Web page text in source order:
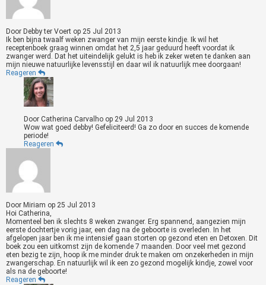
Door Debby ter Voert op 25 Jul 2013
Ik ben bijna twaalf weken zwanger van mijn eerste kindje. Ik wil het
receptenboek graag winnen omdat het 2,5 jaar geduurd heeft voordat ik
zwanger werd. Dat het uiteindelijk gelukt is heb ik zeker weten te danken aan
mijn nieuwe natuurlijke levensstijl en daar wil ik natuurlijk mee doorgaan!
Reageren
Door Catherina Carvalho op 29 Jul 2013
Wow wat goed debby! Gefeliciteerd! Ga zo door en succes de komende
periode!
Reageren
Door Miriam op 25 Jul 2013
Hoi Catherina,
Momenteel ben ik slechts 8 weken zwanger. Erg spannend, aangezien mijn
eerste dochtertje vorig jaar, een dag na de geboorte is overleden. In het
afgelopen jaar ben ik me intensief gaan storten op gezond eten en Detoxen. Dit
boek zou een uitkomst zijn de komende 7 maanden. Door veel met gezond
eten bezig te zijn, hoop ik me minder druk te maken om onzekerheden in mijn
zwangerschap. En natuurlijk wil ik een zo gezond mogelijk kindje, zowel voor
als na de geboorte!
Reageren